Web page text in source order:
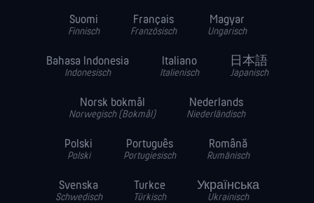
Suomi
Finnisch
Français
Französisch
Magyar
Ungarisch
Bahasa Indonesia
Indonesisch
Italiano
Italienisch
日本語
Japanisch
Norsk bokmål
Norwegisch (Bokmål)
Nederlands
Niederländisch
Polski
Polski
Português
Portugiesisch
Română
Rumänisch
Svenska
Schwedisch
Turkce
Türkisch
Українська
Ukrainisch